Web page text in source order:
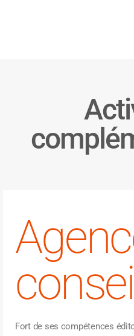
Fort de ses compétences